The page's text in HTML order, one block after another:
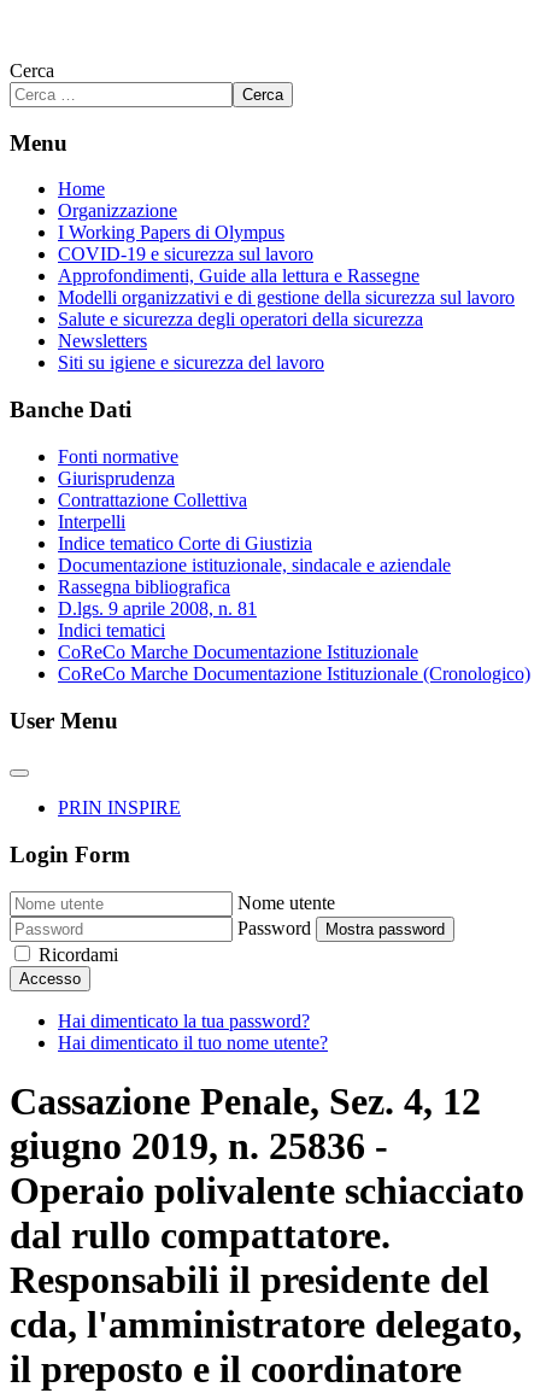
Cerca
Cerca
Menu
Home
Organizzazione
I Working Papers di Olympus
COVID-19 e sicurezza sul lavoro
Approfondimenti, Guide alla lettura e Rassegne
Modelli organizzativi e di gestione della sicurezza sul lavoro
Salute e sicurezza degli operatori della sicurezza
Newsletters
Siti su igiene e sicurezza del lavoro
Banche Dati
Fonti normative
Giurisprudenza
Contrattazione Collettiva
Interpelli
Indice tematico Corte di Giustizia
Documentazione istituzionale, sindacale e aziendale
Rassegna bibliografica
D.lgs. 9 aprile 2008, n. 81
Indici tematici
CoReCo Marche Documentazione Istituzionale
CoReCo Marche Documentazione Istituzionale (Cronologico)
User Menu
PRIN INSPIRE
Login Form
Nome utente
Password
Mostra password
Ricordami
Accesso
Hai dimenticato la tua password?
Hai dimenticato il tuo nome utente?
Cassazione Penale, Sez. 4, 12
giugno 2019, n. 25836 -
Operaio polivalente schiacciato
dal rullo compattatore.
Responsabili il presidente del
cda, l'amministratore delegato,
il preposto e il coordinatore